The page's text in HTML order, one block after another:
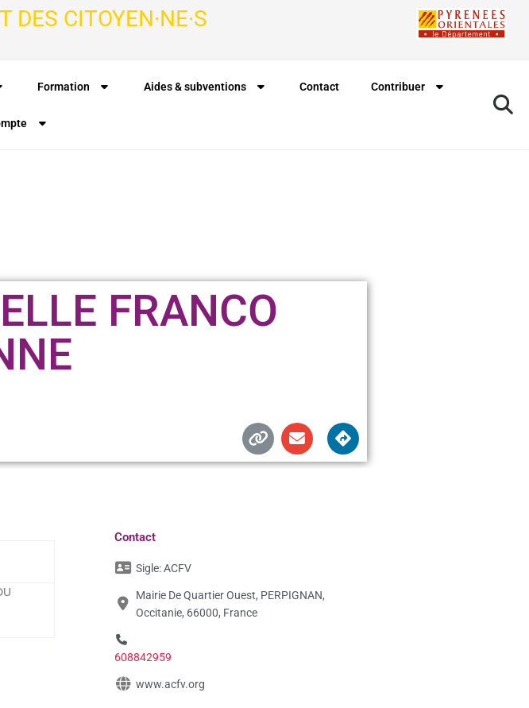
DES CITOYEN·NE·S
Formation Aides & subventions Contact Contribuer
FRANCO
Contact
Sigle:ACFV
Mairie De Quartier Ouest, PERPIGNAN,
Occitanie, 66000, France
608842959
www.acfv.org